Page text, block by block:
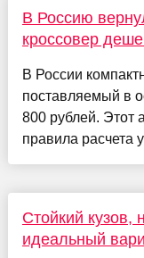
В Россию
кроссовер
В России
поставляемый в
800 рублей. Этот
правила расчета
Стойкий
идеальный